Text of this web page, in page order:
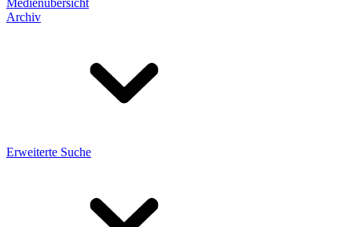
Medienübersicht
Archiv
Erweiterte Suche